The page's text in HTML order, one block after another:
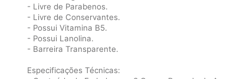
- Livre de Parabenos.
- Livre de Conservantes.
- Possui Vitamina B5.
- Possui Lanolina.
- Barreira Transparente.
Especificações Técnicas: